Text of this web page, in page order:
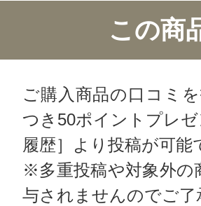
この商
ご購入商品の口コミ
つき50ポイントプレ
履歴］より投稿が可能
※多重投稿や対象外の
与されませんのでご了